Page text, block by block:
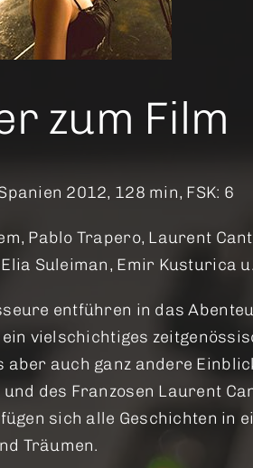
zum Film
2012, 128 min, FSK: 6
Pablo Trapero, Laurent
Suleiman, Emir Kusturica
entführen in das
vielschichtiges
auch ganz andere
und des Franzosen Laurent
sich alle Geschichten in
Träumen.